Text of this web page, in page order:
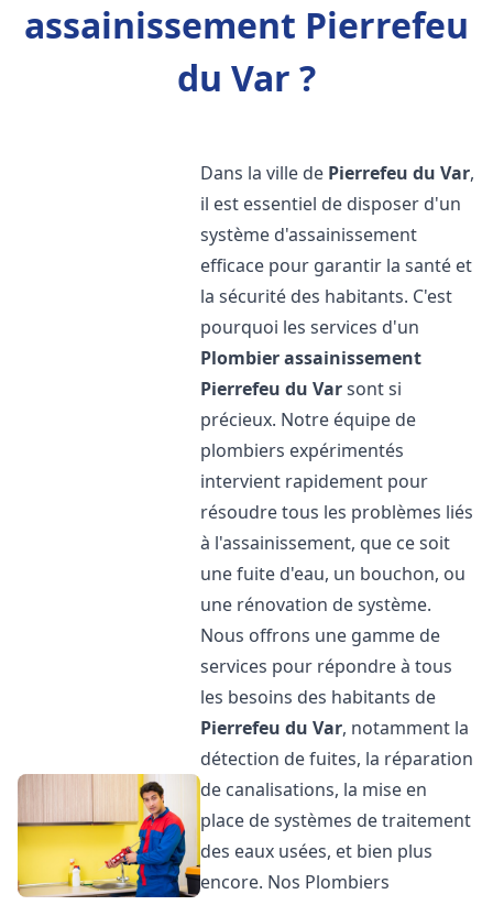
assainissement Pierrefeu
du Var ?
Dans la ville de Pierrefeu du Var,
il est essentiel de disposer d'un
système d'assainissement
efficace pour garantir la santé et
la sécurité des habitants. C'est
pourquoi les services d'un
Plombier assainissement
Pierrefeu du Varsont si
précieux. Notre équipe de
plombiers expérimentés
intervient rapidement pour
résoudre tous les problèmes liés
à l'assainissement, que ce soit
une fuite d'eau, un bouchon, ou
une rénovation de système.
Nous offrons une gamme de
services pour répondre à tous
les besoins des habitants de
Pierrefeu du Var, notamment la
détection de fuites, la réparation
de canalisations, la mise en
place de systèmes de traitement
des eaux usées, et bien plus
encore. Nos Plombiers